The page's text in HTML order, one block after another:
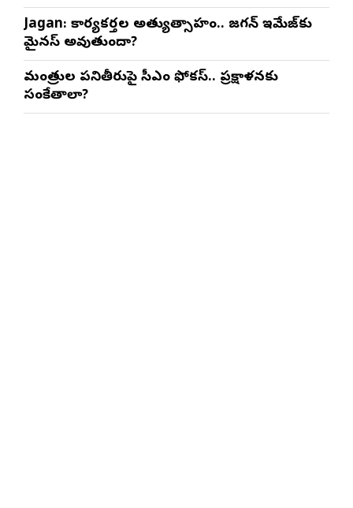
Jagan: కార్యకర్తల అత్యుత్సాహం.. జగన్ ఇమేజ్‌కు
మైనస్ అవుతుందా?
మంత్రుల పనితీరుపై సీఎం ఫోకస్.. ప్రక్షాళనకు
సంకేతాలా?